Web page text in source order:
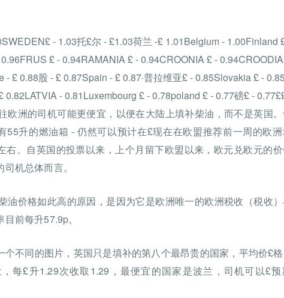
- 1.03托£尔 - £1.03荷兰 -£ 1.01Belgium - 1.00Finland
£ - 0.94RAMANIA £ - 0.94CROONIA £ -
- £ 0.88股 - £ 0.87Spain - £ 0.87·普拉维亚£ - 0.85Slovakia £ -
0.82LATVIA - 0.81Luxembourg £ - 0.78poland £ - 0.77磅£ -
欧洲的司机可能更便宜，以便在大陆上填补柴油，而不是英国
55升的燃油箱 - 仍然可以预计在£现在在欧盟推荐前一周的欧
右。自英国的投票以来，上个月留下欧盟以来，欧元兑欧元的
机总体而言。
油价格如此高的原因，是因为它是欧洲唯一的欧洲税收（税收
前每升57.9p。
个不同的图片，英国只是填补的第八个最昂贵的国家，平均价£
每£升1.29次收取1.29，最便宜的国家是波兰，司机可以£